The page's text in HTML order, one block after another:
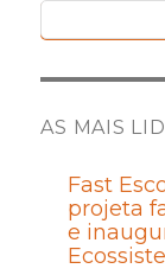
AS MAIS
Fast
projeta
e